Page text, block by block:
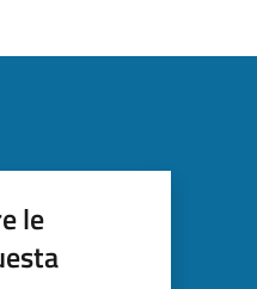
le